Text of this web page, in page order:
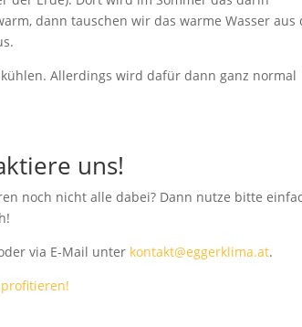
dann tauschen wir das warme Wasser aus
Allerdings wird dafür dann ganz normal
uns!
noch nicht alle dabei? Dann nutze bitte
via E-Mail unter kontakt@eggerklima.at.